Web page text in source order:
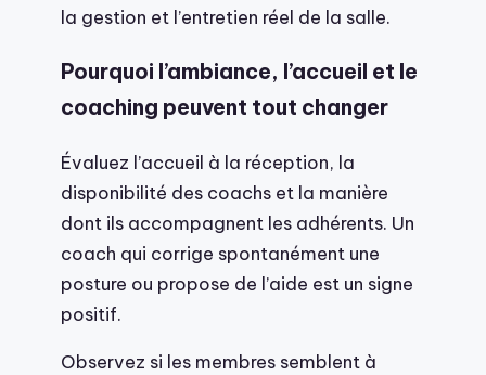
la gestion et l’entretien réel de la salle.
Pourquoi l’ambiance, l’accueil et le
coaching peuvent tout changer
Évaluez l’accueil à la réception, la
disponibilité des coachs et la manière
dont ils accompagnent les adhérents. Un
coach qui corrige spontanément une
posture ou propose de l’aide est un signe
positif.
Observez si les membres semblent à